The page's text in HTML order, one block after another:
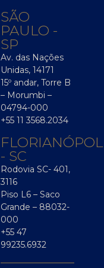
SÃO
PAULO -
SP
Av. das Nações
Unidas, 14171
15º andar, Torre B
– Morumbi –
04794-000
+55 11 3568.2034
- SC
Rodovia SC- 401,
3116
Piso L6 – Saco
Grande – 88032-
000
+55 47
99235.6932